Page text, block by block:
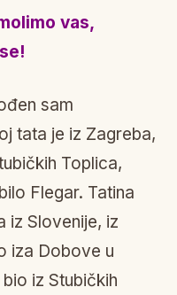
vas,
sam
tata je iz Zagreba,
Toplica,
Flegar. Tatina
iz Slovenije, iz
iza Dobove u
iz Stubičkih